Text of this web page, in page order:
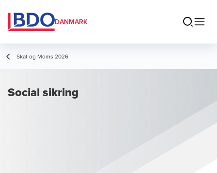
DANMARK
Skat og Moms 2026
Social sikring